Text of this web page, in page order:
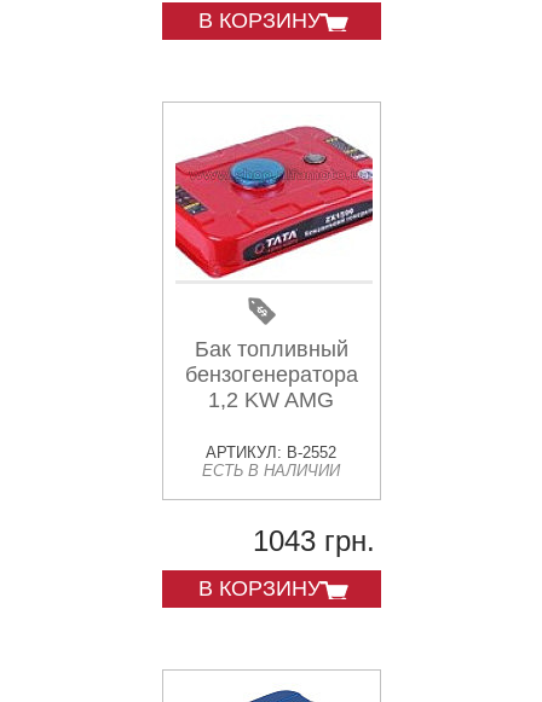
В КОРЗИНУ
Бак топливный
бензогенератора
1,2 KW AMG
АРТИКУЛ: B-2552
ЕСТЬ В НАЛИЧИИ
1043 грн.
В КОРЗИНУ